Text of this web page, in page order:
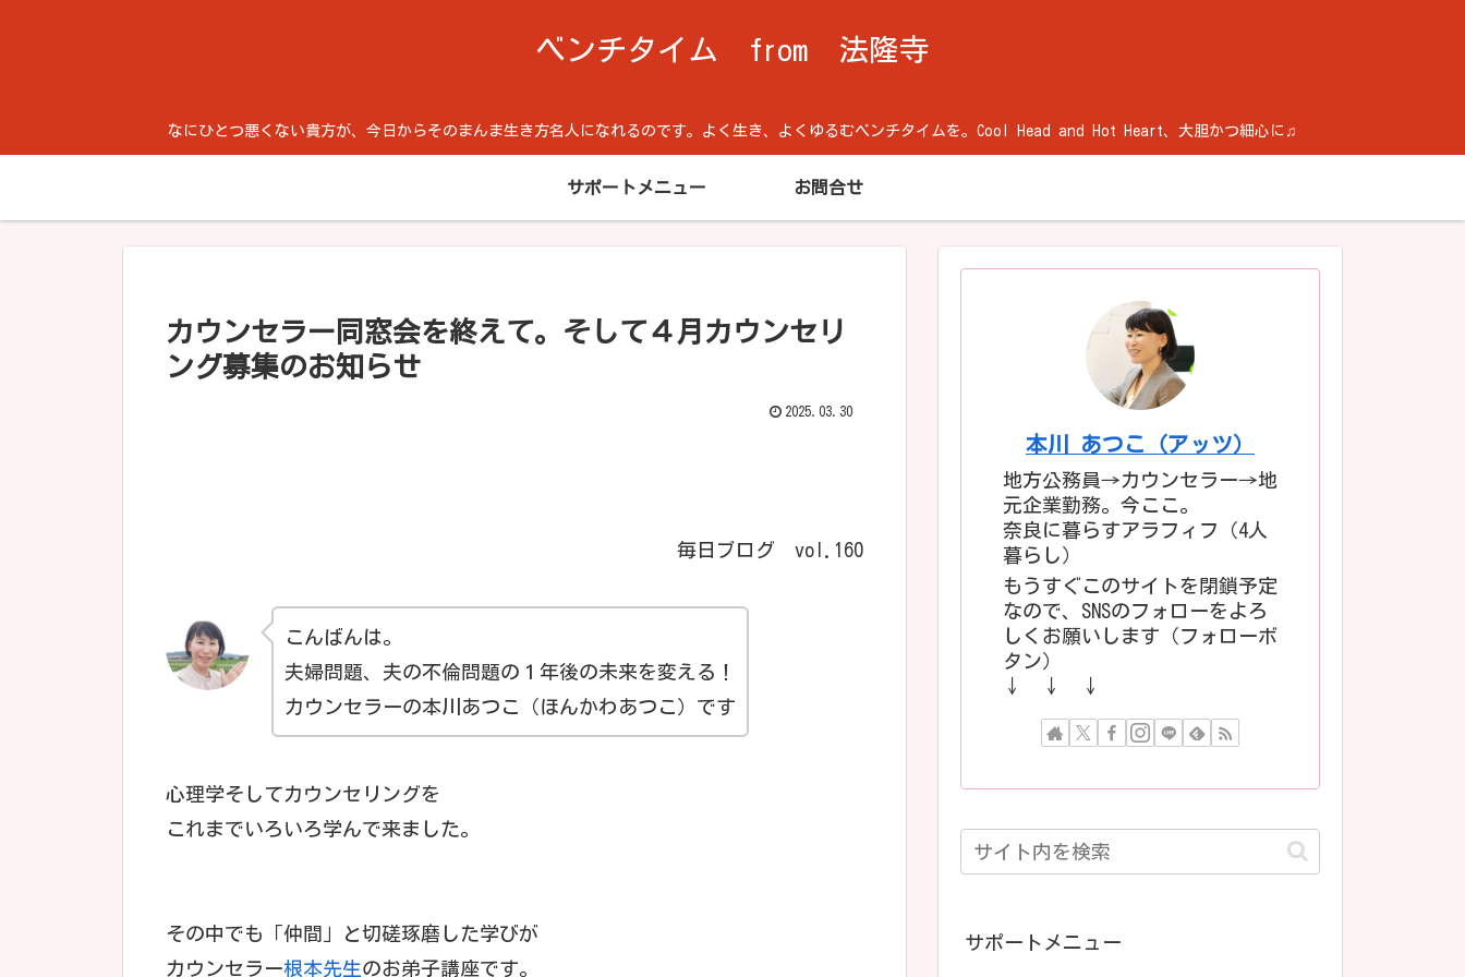
ベンチタイム from 法隆寺
なにひとつ悪くない貴方が、今日からそのまんま生き方名人になれるのです。よく生き、よくゆるむベンチタイムを。Cool Head and Hot Heart、大胆かつ細心に♫
サポートメニュー お問合せ
カウンセラー同窓会を終えて。そして４月カウンセリ
ング募集のお知らせ
2025.03.30
毎日ブログ vol.160
こんばんは。
夫婦問題、夫の不倫問題の１年後の未来を変える！
カウンセラーの本川あつこ（ほんかわあつこ）です
心理学そしてカウンセリングを
これまでいろいろ学んで来ました。
その中でも「仲間」と切磋琢磨した学びが
カウンセラー根本先生のお弟子講座です。
本川 あつこ（アッツ）
地方公務員→カウンセラー→地
元企業勤務。今ここ。
奈良に暮らすアラフィフ（4人
暮らし）
もうすぐこのサイトを閉鎖予定
なので、SNSのフォローをよろ
しくお願いします（フォローボ
タン）
↓ ↓ ↓
サポートメニュー